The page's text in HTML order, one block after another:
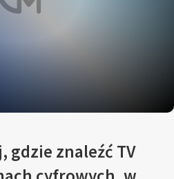
gdzie znaleźć TV